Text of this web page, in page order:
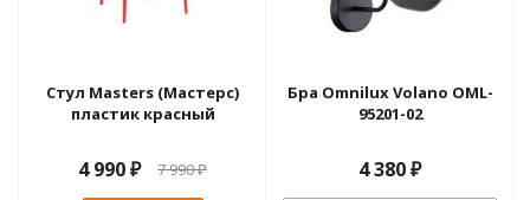
Стул Masters (Мастерс)
пластик красный
4 990₽ 7 990₽
Бра Omnilux Volano OML-
95201-02
4 380₽